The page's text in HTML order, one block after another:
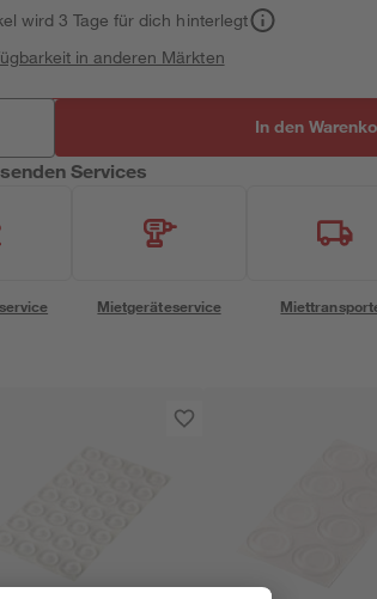
wird 3 Tage für dich hinterlegt
in anderen Märkten
In den
Services
Mietgeräteservice